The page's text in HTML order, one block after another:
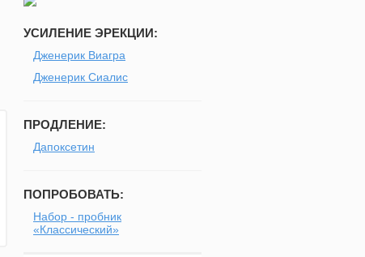
УСИЛЕНИЕ ЭРЕКЦИИ:
Дженерик Виагра
Дженерик Сиалис
ПРОДЛЕНИЕ:
Дапоксетин
ПОПРОБОВАТЬ:
Набор - пробник
«Классический»